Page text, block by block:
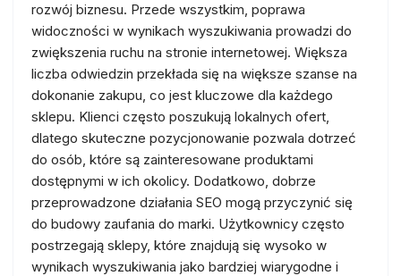
rozwój biznesu. Przede wszystkim, poprawa
widoczności w wynikach wyszukiwania prowadzi do
zwiększenia ruchu na stronie internetowej. Większa
liczba odwiedzin przekłada się na większe szanse na
dokonanie zakupu, co jest kluczowe dla każdego
sklepu. Klienci często poszukują lokalnych ofert,
dlatego skuteczne pozycjonowanie pozwala dotrzeć
do osób, które są zainteresowane produktami
dostępnymi w ich okolicy. Dodatkowo, dobrze
przeprowadzone działania SEO mogą przyczynić się
do budowy zaufania do marki. Użytkownicy często
postrzegają sklepy, które znajdują się wysoko w
wynikach wyszukiwania jako bardziej wiarygodne i